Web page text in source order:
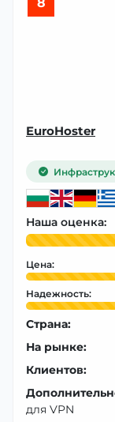
EuroHoster
Наша оценка:
Цена:
Надежность:
Страна:
На рынке:
Клиентов:
для VPN